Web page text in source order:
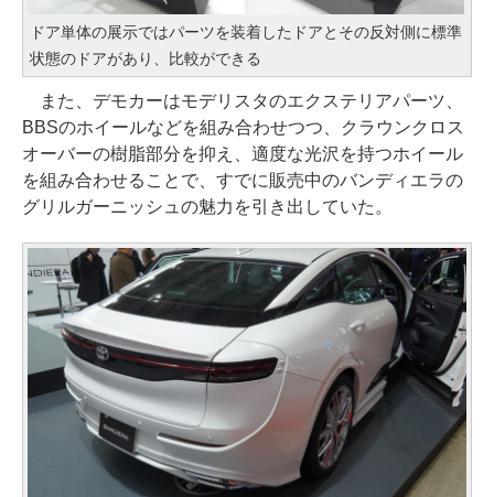
ドア単体の展示ではパーツを装着したドアとその反対側に標準
状態のドアがあり、比較ができる
また、デモカーはモデリスタのエクステリアパーツ、
BBSのホイールなどを組み合わせつつ、クラウンクロス
オーバーの樹脂部分を抑え、適度な光沢を持つホイール
を組み合わせることで、すでに販売中のバンディエラの
グリルガーニッシュの魅力を引き出していた。